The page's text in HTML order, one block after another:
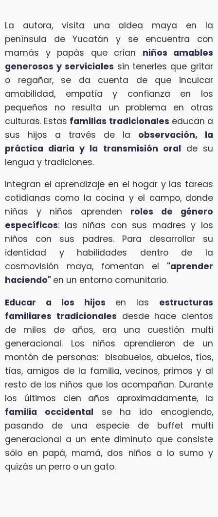
La autora, visita una aldea maya en la
península de Yucatán y se encuentra con
mamás y papás que crían niños amables
generosos y serviciales sin tenerles que gritar
o regañar, se da cuenta de que inculcar
amabilidad, empatía y confianza en los
pequeños no resulta un problema en otras
culturas. Estas familias tradicionales educan a
sus hijos a través de la observación, la
práctica diaria y la transmisión oral de su
lengua y tradiciones.
Integran el aprendizaje en el hogar y las tareas
cotidianas como la cocina y el campo, donde
niñas y niños aprenden roles de género
específicos: las niñas con sus madres y los
niños con sus padres. Para desarrollar su
identidad y habilidades dentro de la
cosmovisión maya, fomentan el "aprender
haciendo" en un entorno comunitario.
Educar a los hijos en las estructuras
familiares tradicionales desde hace cientos
de miles de años, era una cuestión multi
generacional. Los niños aprendieron de un
montón de personas: bisabuelos, abuelos, tíos,
tías, amigos de la familia, vecinos, primos y al
resto de los niños que los acompañan. Durante
los últimos cien años aproximadamente, la
familia occidental se ha ido encogiendo,
pasando de una especie de buffet multi
generacional a un ente diminuto que consiste
sólo en papá, mamá, dos niños a lo sumo y
quizás un perro o un gato.